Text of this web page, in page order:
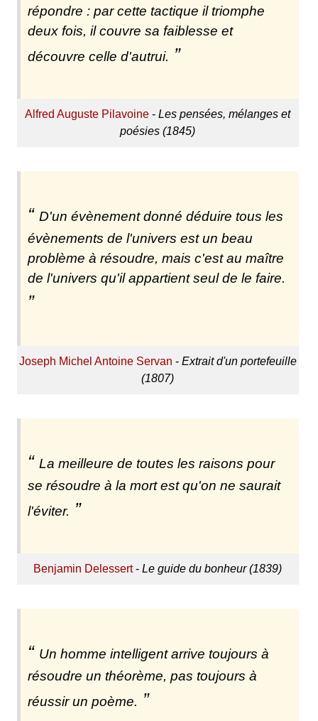
répondre : par cette tactique il triomphe
deux fois, il couvre sa faiblesse et
découvre celle d'autrui.
Alfred Auguste Pilavoine -Les pensées, mélanges et
poésies (1845)
D'un évènement donné déduire tous les
évènements de l'univers est un beau
problème à résoudre, mais c'est au maître
de l'univers qu'il appartient seul de le faire.
Joseph Michel Antoine Servan - Extrait d'un portefeuille
(1807)
La meilleure de toutes les raisons pour
se résoudre à la mort est qu'on ne saurait
l'éviter.
Benjamin Delessert-Le guide du bonheur (1839)
Un homme intelligent arrive toujours à
résoudre un théorème, pas toujours à
réussir un poème.